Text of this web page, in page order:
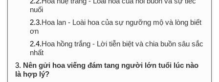
nuối
2.3.Hoa lan - Loài hoa của sự ngưỡng mộ và lòng biết
ơn
2.4.Hoa hồng trắng - Lời tiễn biệt và chia buồn sâu sắc
nhất
3. Nên gửi hoa viếng đám tang người lớn tuổi lúc nào
là hợp lý?